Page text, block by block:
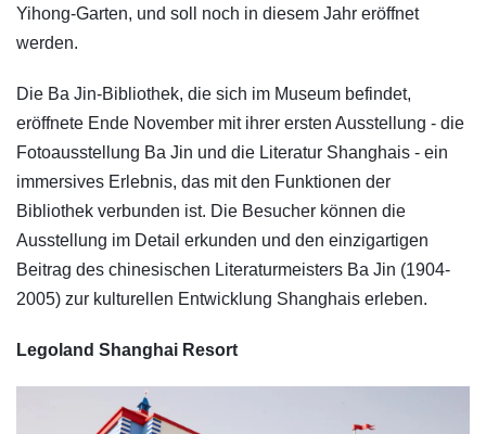
Yihong-Garten, und soll noch in diesem Jahr eröffnet
werden.
Die Ba Jin-Bibliothek, die sich im Museum befindet,
eröffnete Ende November mit ihrer ersten Ausstellung - die
Fotoausstellung Ba Jin und die Literatur Shanghais - ein
immersives Erlebnis, das mit den Funktionen der
Bibliothek verbunden ist. Die Besucher können die
Ausstellung im Detail erkunden und den einzigartigen
Beitrag des chinesischen Literaturmeisters Ba Jin (1904-
2005) zur kulturellen Entwicklung Shanghais erleben.
Legoland Shanghai Resort